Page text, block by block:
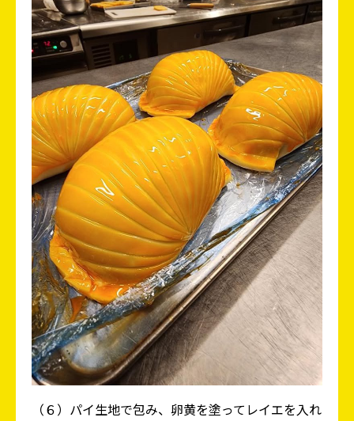
（６）パイ生地で包み、卵黄を塗ってレイエを入れ